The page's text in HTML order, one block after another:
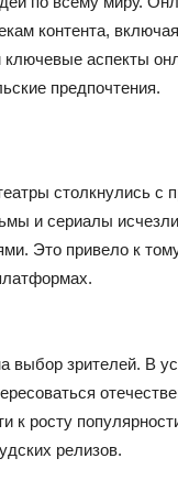
контента,
аспекты
предпочтения.
столкнулись с
и сериалы
Это привело к
выбор зрителей. В
росту
релизов.